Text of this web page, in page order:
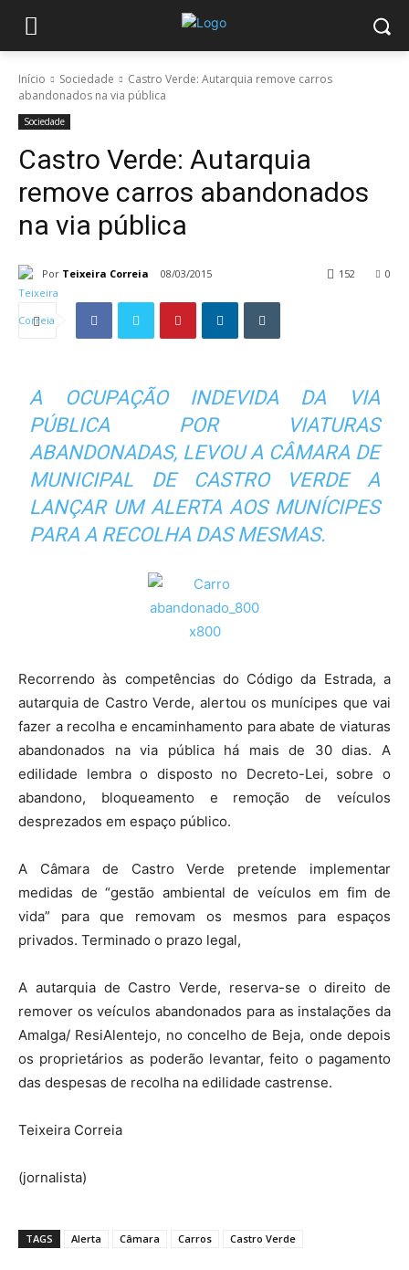
Início Sociedade
Castro Verde: Autarquia remove carros
abandonados na via pública
Sociedade
Castro Verde: Autarquia
remove carros abandonados
na via pública
Por Teixeira Correia 08/03/2015 0
152
A OCUPAÇÃO INDEVIDA DA VIA
PÚBLICA POR VIATURAS
ABANDONADAS, LEVOU A CÂMARA DE
MUNICIPAL DE CASTRO VERDE A
LANÇAR UM ALERTA AOS MUNÍCIPES
PARA A RECOLHA DAS MESMAS.
Recorrendo às competências do Código da Estrada, a
autarquia de Castro Verde, alertou os munícipes que vai
fazer a recolha e encaminhamento para abate de viaturas
abandonados na via pública há mais de 30 dias. A
edilidade lembra o disposto no Decreto-Lei, sobre o
abandono, bloqueamento e remoção de veículos
desprezados em espaço público.
A Câmara de Castro Verde pretende implementar
medidas de “gestão ambiental de veículos em fim de
vida” para que removam os mesmos para espaços
privados. Terminado o prazo legal,
A autarquia de Castro Verde, reserva-se o direito de
remover os veículos abandonados para as instalações da
Amalga/ ResiAlentejo, no concelho de Beja, onde depois
os proprietários as poderão levantar, feito o pagamento
das despesas de recolha na edilidade castrense.
Teixeira Correia
(jornalista)
TAGS Alerta Câmara Carros Castro Verde